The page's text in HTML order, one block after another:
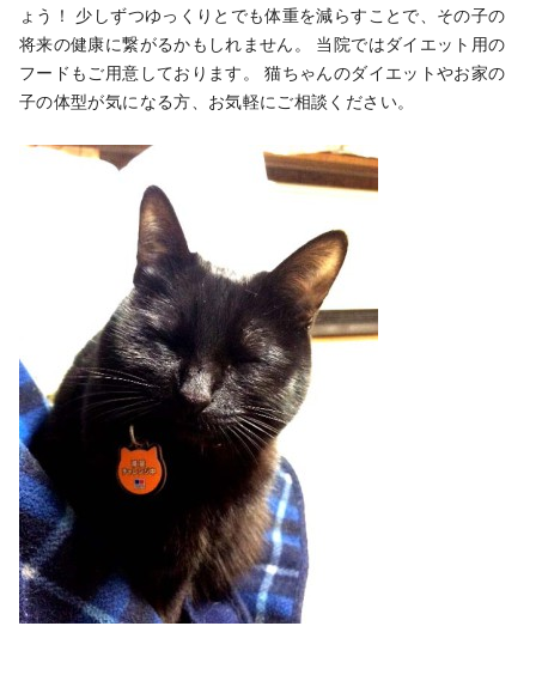
ょう！ 少しずつゆっくりとでも体重を減らすことで、その子の
将来の健康に繋がるかもしれません。
当院ではダイエット用の
フードもご用意しております。
猫ちゃんのダイエットやお家の
子の体型が気になる方、お気軽にご相談ください。